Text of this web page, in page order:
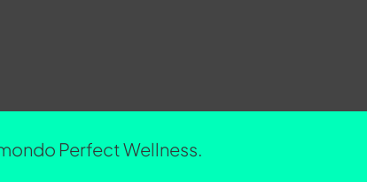
Perfect Wellness.